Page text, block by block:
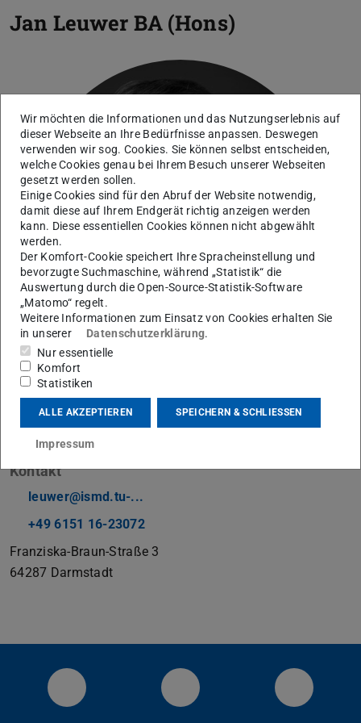
Jan Leuwer BA (Hons)
Medien und Öffentlichkeitsarbeit
Projekt DELTA
Kontakt
leuwer@ismd.tu-...
+49 6151 16-23072
Franziska-Braun-Straße 3
64287 Darmstadt
Visit us on YouTubeInstagram LinkedIn
Wir möchten die Informationen und das Nutzungserlebnis auf
dieser Webseite an Ihre Bedürfnisse anpassen. Deswegen
verwenden wir sog. Cookies. Sie können selbst entscheiden,
welche Cookies genau bei Ihrem Besuch unserer Webseiten
gesetzt werden sollen.
Einige Cookies sind für den Abruf der Website notwendig,
damit diese auf Ihrem Endgerät richtig anzeigen werden
kann. Diese essentiellen Cookies können nicht abgewählt
werden.
Der Komfort-Cookie speichert Ihre Spracheinstellung und
bevorzugte Suchmaschine, während „Statistik“ die
Auswertung durch die Open-Source-Statistik-Software
„Matomo“ regelt.
Weitere Informationen zum Einsatz von Cookies erhalten Sie
in unserer
Datenschutzerklärung.
Nur essentielle
Komfort
Statistiken
ALLE AKZEPTIEREN SPEICHERN & SCHLIESSEN
Impressum